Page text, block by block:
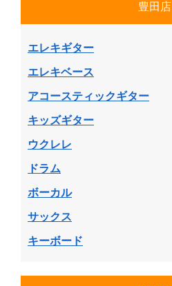
豊田店
エレキギター
エレキベース
アコースティックギター
キッズギター
ウクレレ
ドラム
ボーカル
サックス
キーボード